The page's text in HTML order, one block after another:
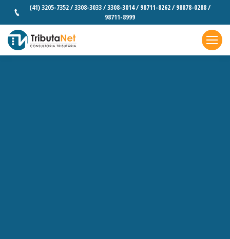
(41) 3205-7352 / 3308-3033 / 3308-3014 / 98711-8262 / 98878-0288 /
98711-8999